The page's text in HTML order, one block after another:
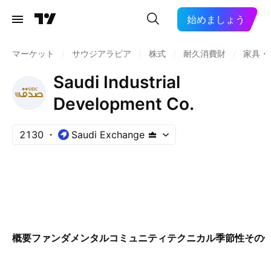
始めましょう
マーケット サウジアラビア 株式 耐久消費財 家具・
Saudi Industrial
Development Co.
2130 Saudi Exchange
概要ファンダメンタルコミュニティテクニカル季節性その